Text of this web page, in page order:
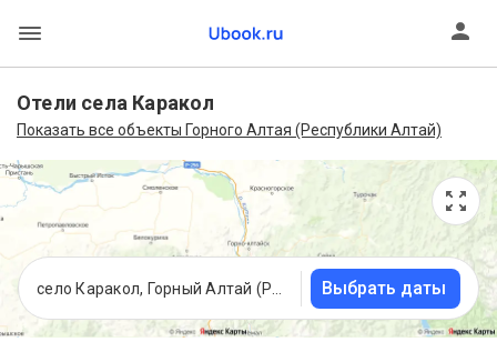
Отели села Каракол
Показать все объекты Горного Алтая (Республики Алтай)
Выбрать даты